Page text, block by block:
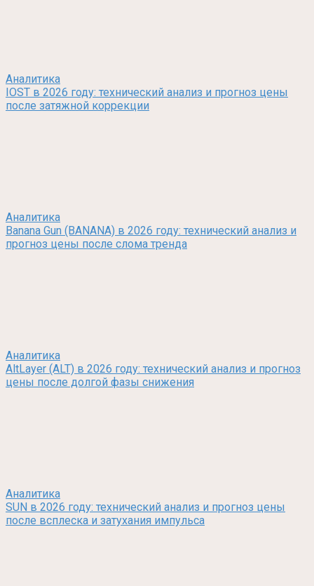
Аналитика
IOST в 2026 году: технический анализ и прогноз цены
после затяжной коррекции
Аналитика
Banana Gun (BANANA) в 2026 году: технический анализ и
прогноз цены после слома тренда
Аналитика
AltLayer (ALT) в 2026 году: технический анализ и прогноз
цены после долгой фазы снижения
Аналитика
SUN в 2026 году: технический анализ и прогноз цены
после всплеска и затухания импульса